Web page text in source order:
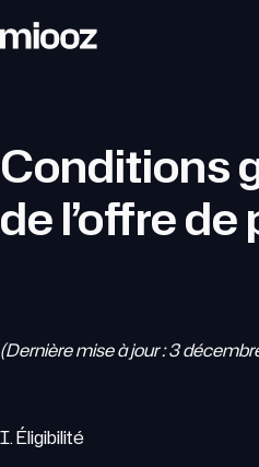
Conditions
de l’offre
(Dernière mise à jour : 3
I. Éligibilité